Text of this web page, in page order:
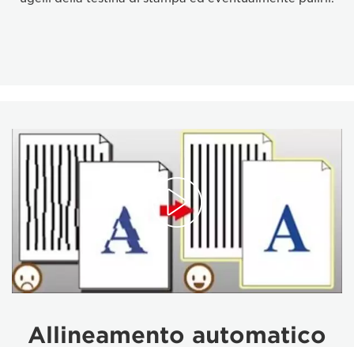
Allineamento automatico